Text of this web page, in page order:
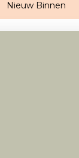
Nieuw Binnen